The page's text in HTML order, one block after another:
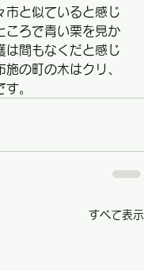
市と似ていると感じ
ころで青い栗を見か
は間もなくだと感じ
の町の木はクリ、
。
すべて表示